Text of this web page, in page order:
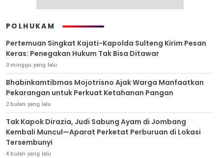
POLHUKAM
Pertemuan Singkat Kajati-Kapolda Sulteng Kirim Pesan
Keras: Penegakan Hukum Tak Bisa Ditawar
3 minggu yang lalu
Bhabinkamtibmas Mojotrisno Ajak Warga Manfaatkan
Pekarangan untuk Perkuat Ketahanan Pangan
2 bulan yang lalu
Tak Kapok Dirazia, Judi Sabung Ayam di Jombang
Kembali Muncul—Aparat Perketat Perburuan di Lokasi
Tersembunyi
4 bulan yang lalu